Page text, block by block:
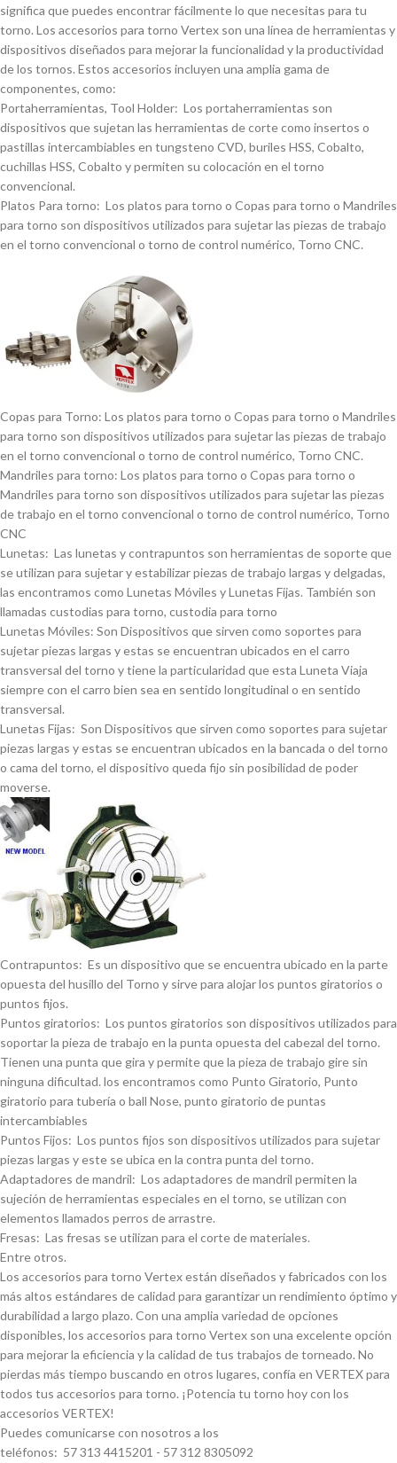
significa que puedes encontrar fácilmente lo que necesitas para tu
torno. Los accesorios para torno Vertex son una lí­nea de herramientas y
dispositivos diseñados para mejorar la funcionalidad y la productividad
de los tornos. Estos accesorios incluyen una amplia gama de
componentes, como:
Portaherramientas, Tool Holder: Los portaherramientas son
dispositivos que sujetan las herramientas de corte como insertos o
pastillas intercambiables en tungsteno CVD, buriles HSS, Cobalto,
cuchillas HSS, Cobalto y permiten su colocación en el torno
convencional.
Platos Para torno: Los platos para torno o Copas para torno o Mandriles
para torno son dispositivos utilizados para sujetar las piezas de trabajo
en el torno convencional o torno de control numérico, Torno CNC.
Copas para Torno: Los platos para torno o Copas para torno o Mandriles
para torno son dispositivos utilizados para sujetar las piezas de trabajo
en el torno convencional o torno de control numérico, Torno CNC.
Mandriles para torno: Los platos para torno o Copas para torno o
Mandriles para torno son dispositivos utilizados para sujetar las piezas
de trabajo en el torno convencional o torno de control numérico, Torno
CNC
Lunetas: Las lunetas y contrapuntos son herramientas de soporte que
se utilizan para sujetar y estabilizar piezas de trabajo largas y delgadas,
las encontramos como Lunetas Móviles y Lunetas Fijas. También son
llamadas custodias para torno, custodia para torno
Lunetas Móviles: Son Dispositivos que sirven como soportes para
sujetar piezas largas y estas se encuentran ubicados en el carro
transversal del torno y tiene la particularidad que esta Luneta Viaja
siempre con el carro bien sea en sentido longitudinal o en sentido
transversal.
Lunetas Fijas: Son Dispositivos que sirven como soportes para sujetar
piezas largas y estas se encuentran ubicados en la bancada o del torno
o cama del torno, el dispositivo queda fijo sin posibilidad de poder
moverse.
Contrapuntos: Es un dispositivo que se encuentra ubicado en la parte
opuesta del husillo del Torno y sirve para alojar los puntos giratorios o
puntos fijos.
Puntos giratorios: Los puntos giratorios son dispositivos utilizados para
soportar la pieza de trabajo en la punta opuesta del cabezal del torno.
Tienen una punta que gira y permite que la pieza de trabajo gire sin
ninguna dificultad. los encontramos como Punto Giratorio, Punto
giratorio para tuberí­a o ball Nose, punto giratorio de puntas
intercambiables
Puntos Fijos: Los puntos fijos son dispositivos utilizados para sujetar
piezas largas y este se ubica en la contra punta del torno.
Adaptadores de mandril: Los adaptadores de mandril permiten la
sujeción de herramientas especiales en el torno, se utilizan con
elementos llamados perros de arrastre.
Fresas: Las fresas se utilizan para el corte de materiales.
Entre otros.
Los accesorios para torno Vertex están diseñados y fabricados con los
más altos estándares de calidad para garantizar un rendimiento óptimo y
durabilidad a largo plazo. Con una amplia variedad de opciones
disponibles, los accesorios para torno Vertex son una excelente opción
para mejorar la eficiencia y la calidad de tus trabajos de torneado. No
pierdas más tiempo buscando en otros lugares, confí­a en VERTEX para
todos tus accesorios para torno. ¡Potencia tu torno hoy con los
accesorios VERTEX!
Puedes comunicarse con nosotros a los
teléfonos: 57 313 4415201 - 57 312 8305092